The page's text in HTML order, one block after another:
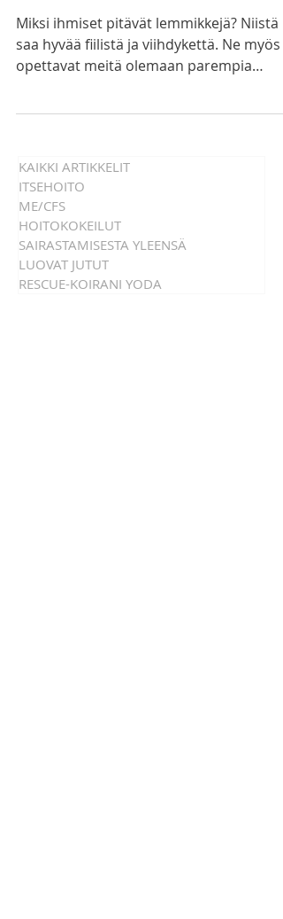
HYVÄÄ FIILISTÄ LEMMIKEISTÄ
Miksi ihmiset pitävät lemmikkejä? Niistä
saa hyvää fiilistä ja viihdykettä. Ne myös
ihmisiä.
KAIKKI ARTIKKELIT
ITSEHOITO
ME/CFS
HOITOKOKEILUT
SAIRASTAMISESTA YLEENSÄ